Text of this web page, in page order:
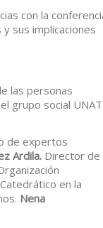
con la
sus implicaciones
las personas
grupo social
de expertos
Ardila. Director de
Catedrático en la
Nena